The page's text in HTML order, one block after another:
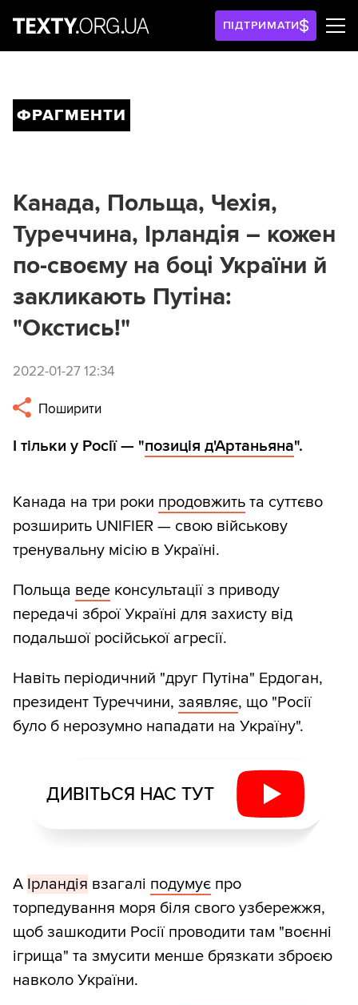
ПІДТРИМАТИ
ФРАГМЕНТИ
Канада, Польща, Чехія,
Туреччина, Ірландія – кожен
по-своєму на боці України й
закликають Путіна:
"Окстись!"
2022-01-27 12:34
Поширити
І тільки у Росії — "позиція д'Артаньяна".
Канада на три роки продовжить та суттєво
розширить UNIFIER — свою військову
тренувальну місію в Україні.
Польща веде консультації з приводу
передачі зброї Україні для захисту від
подальшої російської агресії.
Навіть періодичний "друг Путіна" Ердоган,
президент Туреччини, заявляє, що "Росії
було б нерозумно нападати на Україну".
ДИВІТЬСЯ НАС ТУТ
А Ірландія взагалі подумує про
торпедування моря біля свого узбережжя,
щоб зашкодити Росії проводити там "воєнні
ігрища" та змусити менше брязкати зброєю
навколо України.